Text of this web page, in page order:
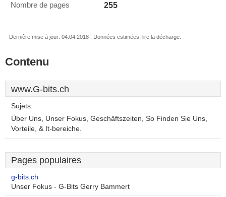
Nombre de pages 255
Dernière mise à jour: 04.04.2018 . Données estimées, lire la décharge.
Contenu
www.G-bits.ch
Sujets:
Über Uns, Unser Fokus, Geschäftszeiten, So Finden Sie Uns,
Vorteile, & It-bereiche.
Pages populaires
g-bits.ch
Unser Fokus - G-Bits Gerry Bammert